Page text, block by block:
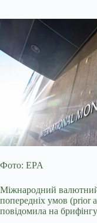
Фото: EPA
Міжнародний
попередніх умов (prior
повідомила на